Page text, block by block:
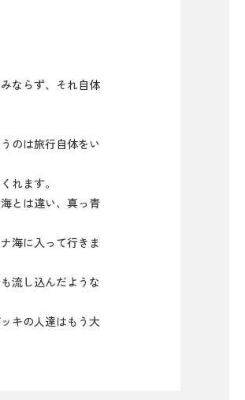
ならず、それ自体
のは旅行自体をい
れます。
とは違い、真っ青
海に入って行きま
流し込んだような
キの人達はもう大